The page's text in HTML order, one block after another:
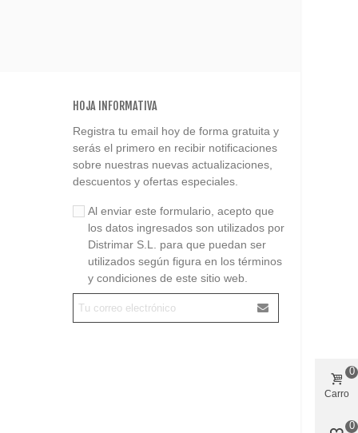
HOJA INFORMATIVA
Registra tu email hoy de forma gratuita y
serás el primero en recibir notificaciones
sobre nuestras nuevas actualizaciones,
descuentos y ofertas especiales.
Al enviar este formulario, acepto que
los datos ingresados son utilizados por
Distrimar S.L. para que puedan ser
utilizados según figura en los términos
y condiciones de este sitio web.
Carro
0
0